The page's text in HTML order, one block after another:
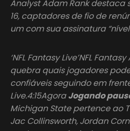
Analyst Adam Rank destaca
16, captadores de fio de
um com sua assinatura
‘NFL Fantasy Live’NFL
quebra quais jogadores
confiáveis seguindo em
Live.4:15AgoraJogando
Michigan State pertence ao
Jac Collinsworth, Jordan